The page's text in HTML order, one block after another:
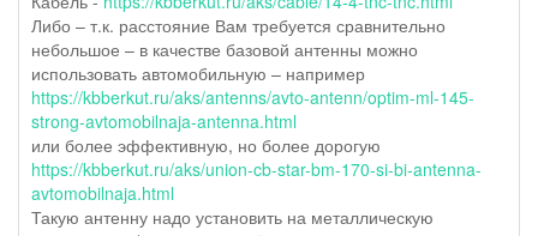
Либо – т.к. расстояние Вам требуется сравнительно
небольшое – в качестве базовой антенны можно
использовать автомобильную – например
https://kbberkut.ru/aks/antenns/avto-antenn/optim-ml-145-
strong-avtomobilnaja-antenna.html
или более эффективную, но более дорогую
https://kbberkut.ru/aks/union-cb-star-bm-170-si-bi-antenna-
avtomobilnaja.html
Такую антенну надо установить на металлическую